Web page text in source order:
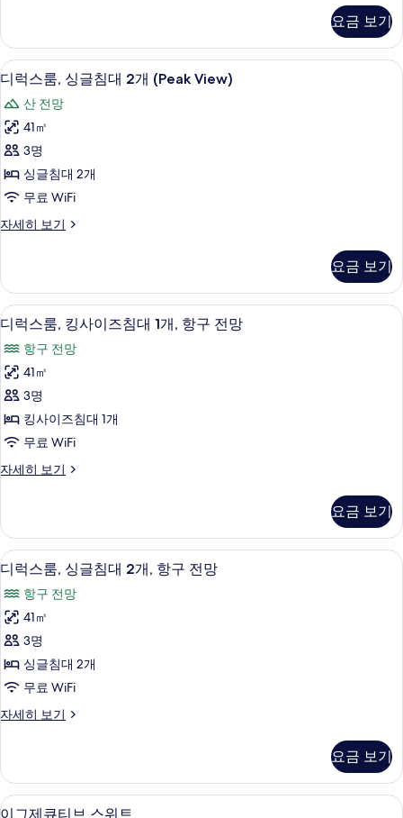
대
개
(Peak
View)
사
진
모
두
보
킹
사
이
즈
침
대
개
(Peak
View)
자
세
요금 보기
디
럭
스
룸,
싱
글
침
대
개
(Peak
View)
사
진
모
두
보
기
디럭스룸, 싱글침대 2개 (Peak View) |
6
디럭스룸, 싱글침대 2개 (Peak View)
산 전망
41㎡
3명
싱글침대 2개
무료 WiFi
자세히 보기
디
싱
글
침
대
2
개
View)
자
세
히
보
요금 보기
디
럭
스
룸,
킹
사
이
즈
대
개,
항
구
전
망
사
진
보
기
5
디럭스룸, 킹사이즈침대 1개, 항구 전망
항구 전망
41㎡
3명
킹사이즈침대 1개
무료 WiFi
자세히 보기
디
킹
사
이
즈
침
대
개,
항
구
전
망
보
기
요금 보기
디
럭
스
룸,
싱
글
침
대
개,
항
5
디럭스룸, 싱글침대 2개, 항구 전망
항구 전망
41㎡
3명
싱글침대 2개
무료 WiFi
자세히 보기
디
싱
글
침
요금 보기
이
이그제큐티브 스위트 | 거실 공간 | 위
6
이그제큐티브 스위트